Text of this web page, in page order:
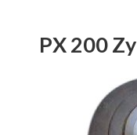
PX 200